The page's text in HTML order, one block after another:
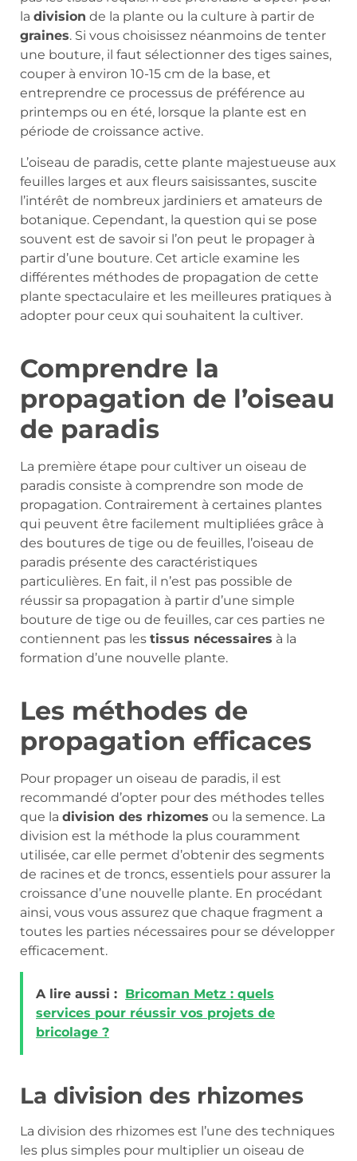
la division de la plante ou la culture à partir de
graines. Si vous choisissez néanmoins de tenter
une bouture, il faut sélectionner des tiges saines,
couper à environ 10-15 cm de la base, et
entreprendre ce processus de préférence au
printemps ou en été, lorsque la plante est en
période de croissance active.
L’oiseau de paradis, cette plante majestueuse aux
feuilles larges et aux fleurs saisissantes, suscite
l’intérêt de nombreux jardiniers et amateurs de
botanique. Cependant, la question qui se pose
souvent est de savoir si l’on peut le propager à
partir d’une bouture. Cet article examine les
différentes méthodes de propagation de cette
plante spectaculaire et les meilleures pratiques à
adopter pour ceux qui souhaitent la cultiver.
Comprendre la
propagation de l’oiseau
de paradis
La première étape pour cultiver un oiseau de
paradis consiste à comprendre son mode de
propagation. Contrairement à certaines plantes
qui peuvent être facilement multipliées grâce à
des boutures de tige ou de feuilles, l’oiseau de
paradis présente des caractéristiques
particulières. En fait, il n’est pas possible de
réussir sa propagation à partir d’une simple
bouture de tige ou de feuilles, car ces parties ne
contiennent pas les tissus nécessaires à la
formation d’une nouvelle plante.
Les méthodes de
propagation efficaces
Pour propager un oiseau de paradis, il est
recommandé d’opter pour des méthodes telles
que la division des rhizomes ou la semence. La
division est la méthode la plus couramment
utilisée, car elle permet d’obtenir des segments
de racines et de troncs, essentiels pour assurer la
croissance d’une nouvelle plante. En procédant
ainsi, vous vous assurez que chaque fragment a
toutes les parties nécessaires pour se développer
efficacement.
A lire aussi : Bricoman Metz : quels
services pour réussir vos projets de
bricolage ?
La division des rhizomes
La division des rhizomes est l’une des techniques
les plus simples pour multiplier un oiseau de